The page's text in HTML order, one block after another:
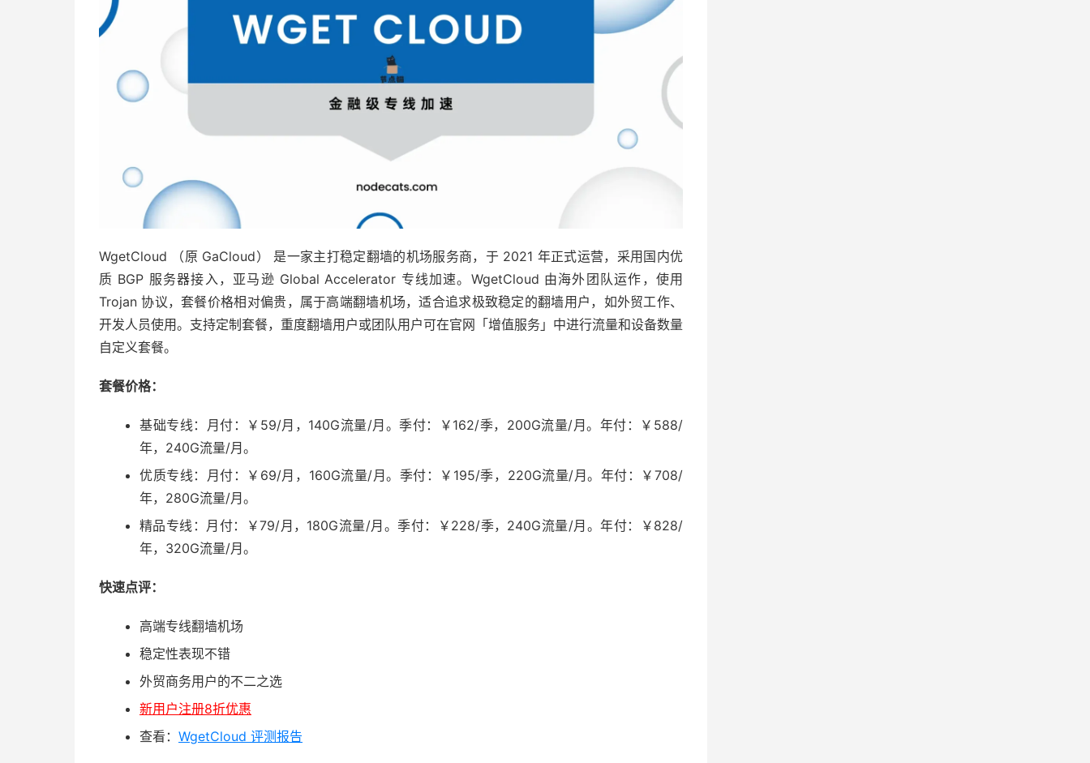
WgetCloud （原 GaCloud） 是一家主打稳定翻墙的机场服务商，于 2021 年正式运营，采用国内优
质 BGP 服务器接入，亚马逊 Global Accelerator 专线加速。WgetCloud 由海外团队运作，使用
Trojan 协议，套餐价格相对偏贵，属于高端翻墙机场，适合追求极致稳定的翻墙用户，如外贸工作、
开发人员使用。支持定制套餐，重度翻墙用户或团队用户可在官网「增值服务」中进行流量和设备数量
自定义套餐。
套餐价格：
基础专线：月付：￥59/月，140G流量/月。季付：￥162/季，200G流量/月。年付：￥588/
年，240G流量/月。
优质专线：月付：￥69/月，160G流量/月。季付：￥195/季，220G流量/月。年付：￥708/
年，280G流量/月。
精品专线：月付：￥79/月，180G流量/月。季付：￥228/季，240G流量/月。年付：￥828/
年，320G流量/月。
快速点评：
高端专线翻墙机场
稳定性表现不错
外贸商务用户的不二之选
新用户注册8折优惠
查看： WgetCloud 评测报告